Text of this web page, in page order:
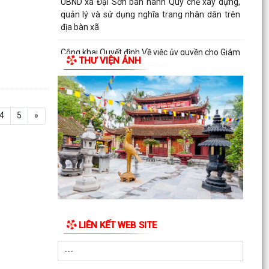
4 5 »
UBND xã Đại Sơn ban hành Quy chế xây dựng,
quản lý và sử dụng nghĩa trang nhân dân trên
địa bàn xã
Công khai Quyết định Về việc ủy quyền cho Giám
đốc Sở Y tế thực hiện cấp, cấp lại giấy phép
hoạt...
THƯ VIỆN ẢNH
LIÊN KẾT WEB SITE